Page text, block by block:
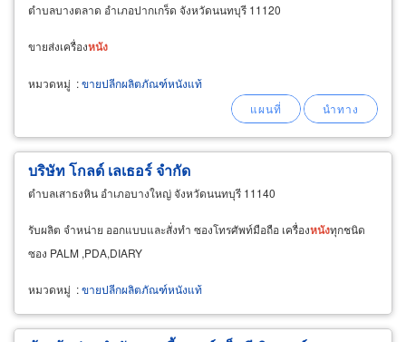
ตำบลบางตลาด อำเภอปากเกร็ด จังหวัดนนทบุรี 11120
ขายส่งเครื่องหนัง
หมวดหมู่ :ขายปลีกผลิตภัณฑ์หนังแท้
บริษัท โกลด์ เลเธอร์ จำกัด
ตำบลเสาธงหิน อำเภอบางใหญ่ จังหวัดนนทบุรี 11140
รับผลิต จำหน่าย ออกแบบและสั่งทำ ซองโทรศัพท์มือถือ เครื่องหนังทุกชนิด
ซอง PALM ,PDA,DIARY
หมวดหมู่ :ขายปลีกผลิตภัณฑ์หนังแท้